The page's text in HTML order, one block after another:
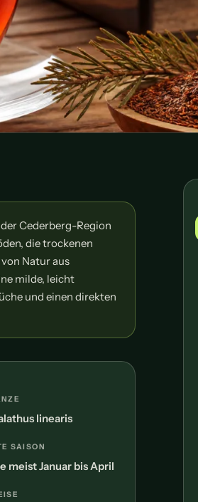
Cederberg-Region
die trockenen
Natur aus
milde, leicht
und einen direkten
linearis
SAISON
meist Januar bis April